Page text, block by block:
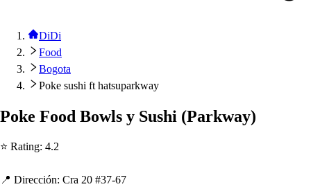
DiDi
Food
Bogota
Poke sushi ft hatsuparkway
Poke Food Bowls y Sushi (Parkway)
⭐ Rating: 4.2
📍 Dirección: Cra 20 #37-67